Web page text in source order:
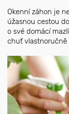
Okenní záhon je
úžasnou cestou
o své domácí
chuť